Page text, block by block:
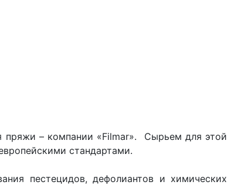
пряжи – компании «Filmar». Сырьем для этой
стандартами.
пестецидов, дефолиантов и химических